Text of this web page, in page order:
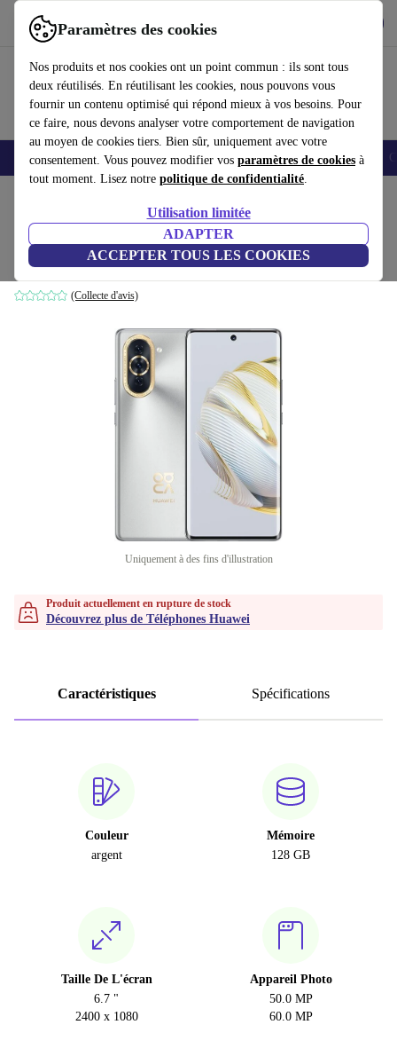
Paramètres des cookies
Nos produits et nos cookies ont un point commun : ils sont tous
deux réutilisés. En réutilisant les cookies, nous pouvons vous
fournir un contenu optimisé qui répond mieux à vos besoins. Pour
ce faire, nous devons analyser votre comportement de navigation
au moyen de cookies tiers. Bien sûr, uniquement avec votre
consentement. Vous pouvez modifier vos paramètres de cookies à
tout moment. Lisez notre politique de confidentialité.
Utilisation limitée
ADAPTER
ACCEPTER TOUS LES COOKIES
Utilisez refurbed rapidement et facilement
Smartphones Laptops Tablettes Montres connectées Accessoires
Huawei Nova 10
8 GB | 128 GB | Dual-SIM | argent
(Collecte d'avis)
Uniquement à des fins d'illustration
Produit actuellement en rupture de stock
Découvrez plus de Téléphones Huawei
Caractéristiques Spécifications
Couleur
argent
Mémoire
128 GB
Taille De L'écran
6.7 "
2400 x 1080
Appareil Photo
50.0 MP
60.0 MP